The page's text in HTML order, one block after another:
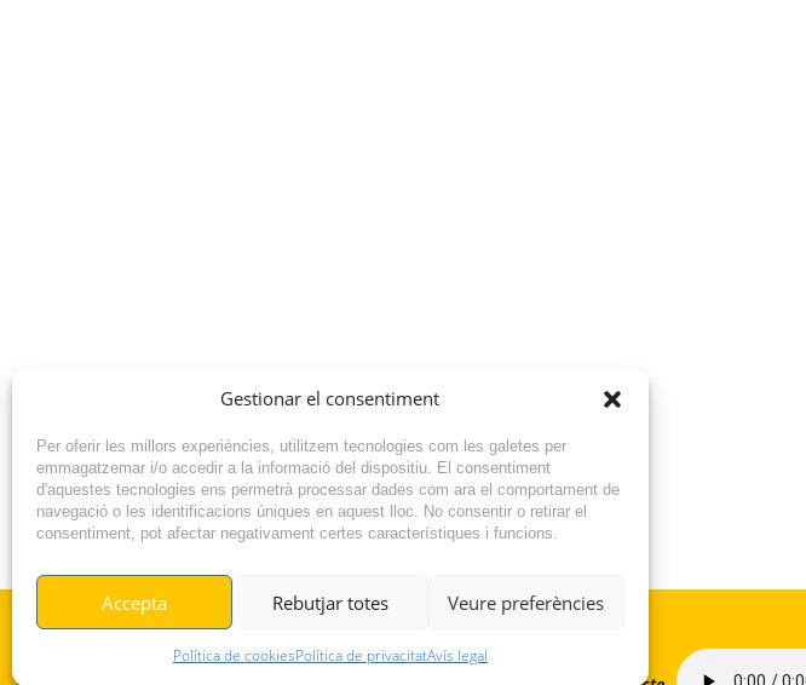
Gestionar el consentiment
Per oferir les millors experiències, utilitzem tecnologies com les galetes per
emmagatzemar i/o accedir a la informació del dispositiu. El consentiment
d'aquestes tecnologies ens permetrà processar dades com ara el comportament de
navegació o les identificacions úniques en aquest lloc. No consentir o retirar el
consentiment, pot afectar negativament certes característiques i funcions.
Accepta Rebutjar totes Veure preferències
Política de cookiesPolítica de privacitatAvís legal
NOTÍCIA ANTERIOR
© RADIO VILAFANT 2024
|